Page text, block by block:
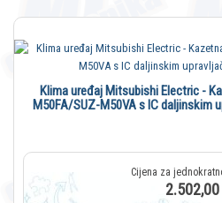
Klima uređaj Mitsubishi Electric -
M50FA/SUZ-M50VA s IC daljinskim